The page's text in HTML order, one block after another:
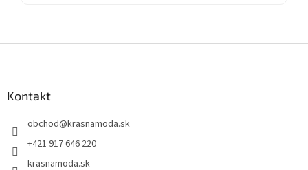
Kontakt
obchod@krasnamoda.sk
+421 917 646 220
krasnamoda.sk